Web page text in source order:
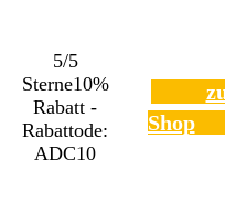
5/5
Sterne10%
Rabatt -
Rabattode:
ADC10
Shop